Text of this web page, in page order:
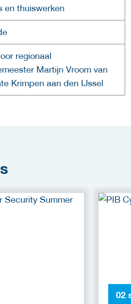
en thuiswerken
regionaal
Martijn Vroom van
Krimpen aan den IJssel
02